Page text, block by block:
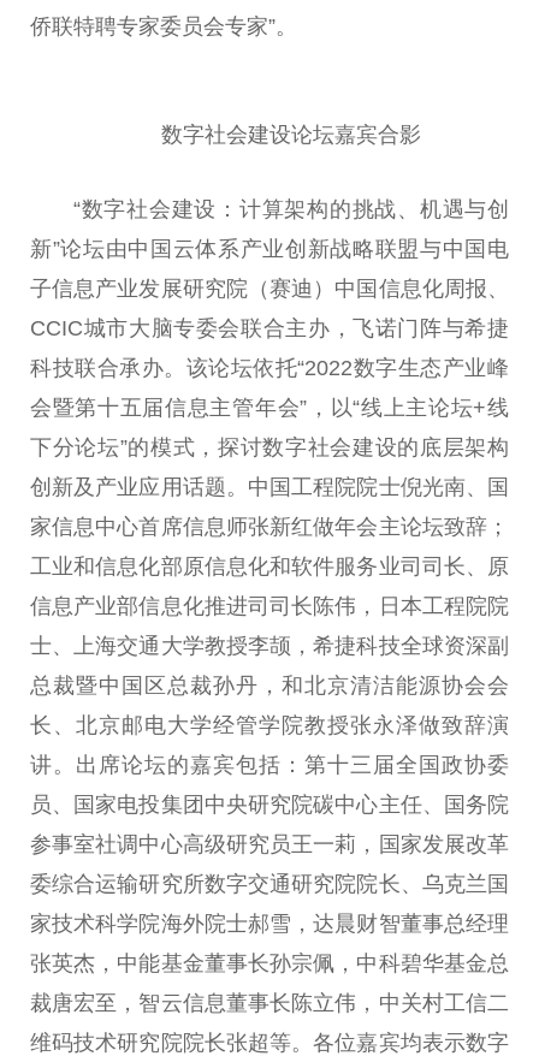
侨联特聘专家委员会专家”。
数字社会建设论坛嘉宾合影
“数字社会建设：计算架构的挑战、机遇与创
新”论坛由中国云体系产业创新战略联盟与中国电
子信息产业发展研究院（赛迪）中国信息化周报、
CCIC城市大脑专委会联合主办，飞诺门阵与希捷
科技联合承办。该论坛依托“2022数字生态产业峰
会暨第十五届信息主管年会”，以“线上主论坛+线
下分论坛”的模式，探讨数字社会建设的底层架构
创新及产业应用话题。中国工程院院士倪光南、国
家信息中心首席信息师张新红做年会主论坛致辞；
工业和信息化部原信息化和软件服务业司司长、原
信息产业部信息化推进司司长陈伟，日本工程院院
士、上海交通大学教授李颉，希捷科技全球资深副
总裁暨中国区总裁孙丹，和北京清洁能源协会会
长、北京邮电大学经管学院教授张永泽做致辞演
讲。出席论坛的嘉宾包括：第十三届全国政协委
员、国家电投集团中央研究院碳中心主任、国务院
参事室社调中心高级研究员王一莉，国家发展改革
委综合运输研究所数字交通研究院院长、乌克兰国
家技术科学院海外院士郝雪，达晨财智董事总经理
张英杰，中能基金董事长孙宗佩，中科碧华基金总
裁唐宏至，智云信息董事长陈立伟，中关村工信二
维码技术研究院院长张超等。各位嘉宾均表示数字